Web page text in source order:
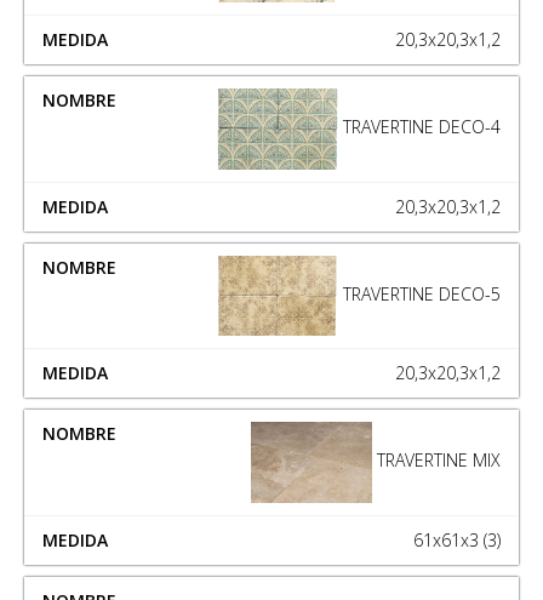
20,3x20,3x1,2
TRAVERTINE DECO-4
20,3x20,3x1,2
TRAVERTINE DECO-5
20,3x20,3x1,2
TRAVERTINE MIX
61x61x3 (3)